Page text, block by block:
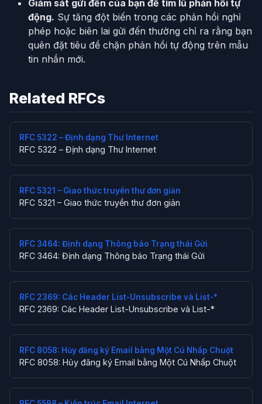
Giám sát gửi đến của bạn để tìm lũ phản hồi tự
động. Sự tăng đột biến trong các phản hồi nghỉ
phép hoặc biên lai gửi đến thường chỉ ra rằng bạn
quên đặt tiêu đề chặn phản hồi tự động trên mẫu
tin nhắn mới.
Related RFCs
RFC 5322 – Định dạng Thư Internet
RFC 5322 – Định dạng Thư Internet
RFC 5321 – Giao thức truyền thư đơn giản
RFC 5321 – Giao thức truyền thư đơn giản
RFC 3464: Định dạng Thông báo Trạng thái Gửi
RFC 3464: Định dạng Thông báo Trạng thái Gửi
RFC 2369: Các Header List-Unsubscribe và List-*
RFC 2369: Các Header List-Unsubscribe và List-*
RFC 8058: Hủy đăng ký Email bằng Một Cú Nhấp Chuột
RFC 8058: Hủy đăng ký Email bằng Một Cú Nhấp Chuột